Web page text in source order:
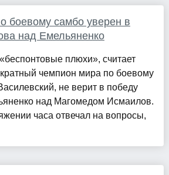
боевому самбо уверен в
над Емельяненко
плюхи», считает
чемпион мира по боевому
не верит в победу
над Магомедом Исмаилов.
часа отвечал на вопросы,